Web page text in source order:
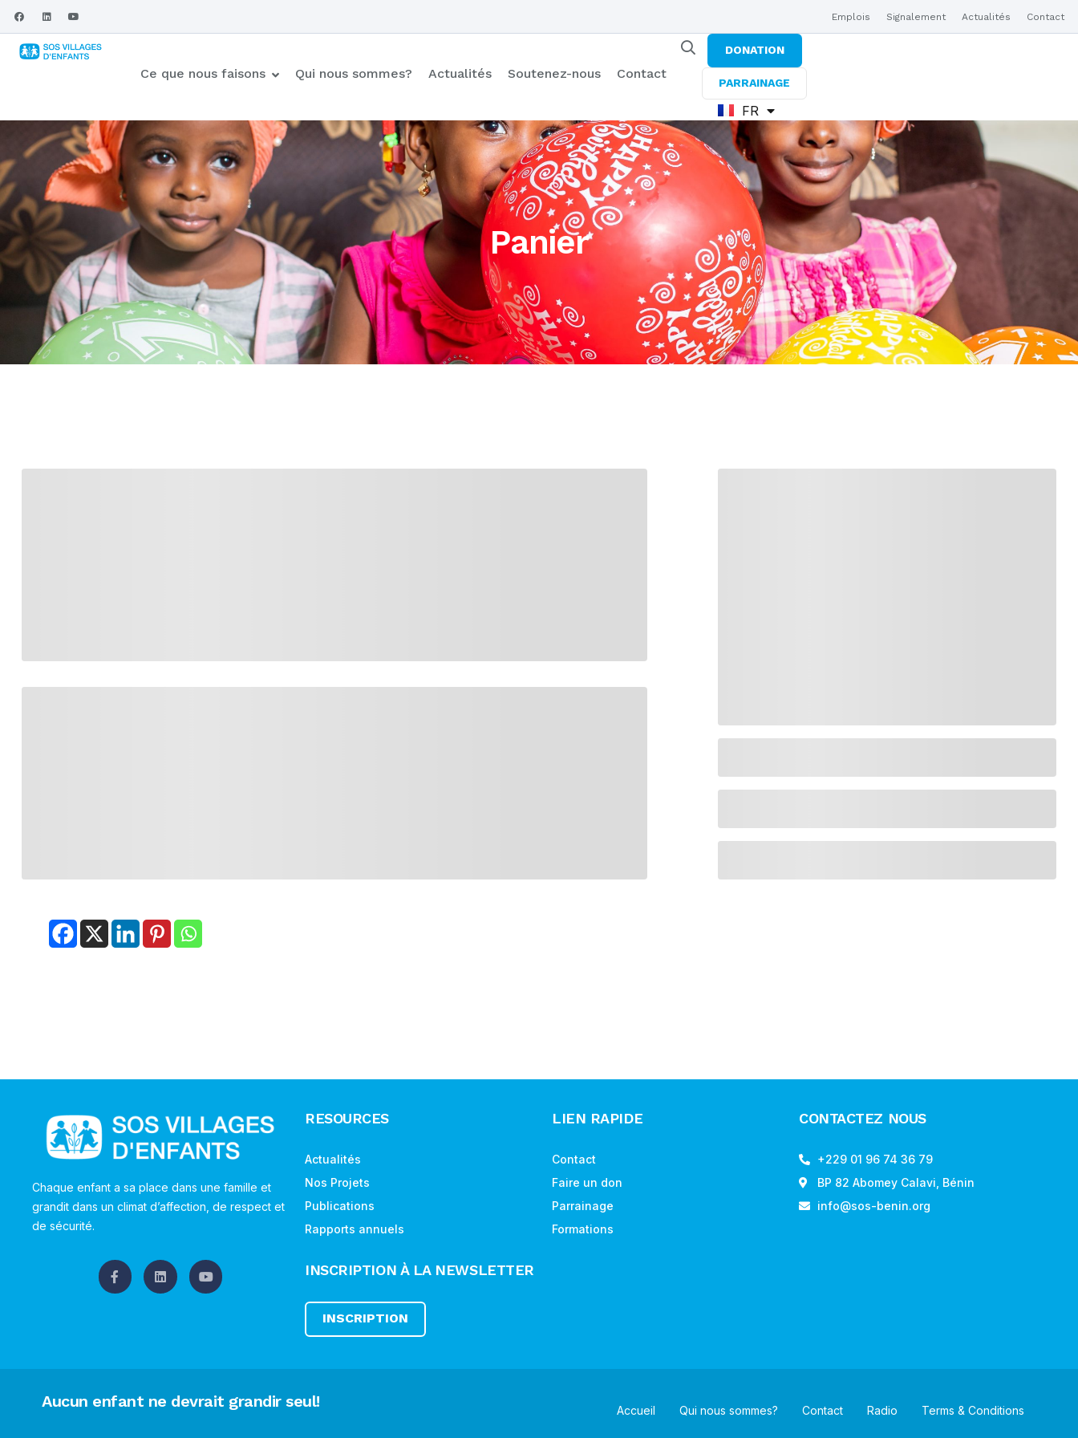
Emplois Signalement Actualités Contact
Ce que nous faisons Qui nous sommes? Actualités Soutenez-nous Contact
FR
EN
PARRAINAGE
DONATION
Panier
Chaque enfant a sa place dans une famille et
grandit dans un climat d’affection, de respect et
de sécurité.
RESOURCES
Actualités
Nos Projets
Publications
Rapports annuels
INSCRIPTION À LA NEWSLETTER
INSCRIPTION
LIEN RAPIDE
Contact
Faire un don
Parrainage
Formations
CONTACTEZ NOUS
+229 01 96 74 36 79
BP 82 Abomey Calavi, Bénin
info@sos-benin.org
Aucun enfant ne devrait grandir seul! Accueil Qui nous sommes? Contact Radio Terms & Conditions